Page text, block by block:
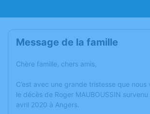
Message de la famille
Chère famille, chers amis,
C’est avec une grande tristesse que nous
le décès de Roger MAUBOUSSIN
avril 2020 à Angers.